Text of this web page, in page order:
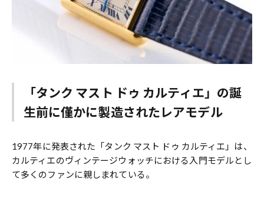
「タンク マスト ドゥ カルティエ」の誕
生前に僅かに製造されたレアモデル
1977年に発表された「タンク マスト ドゥ カルティエ」は、
カルティエのヴィンテージウォッチにおける入門モデルとし
て多くのファンに親しまれている。